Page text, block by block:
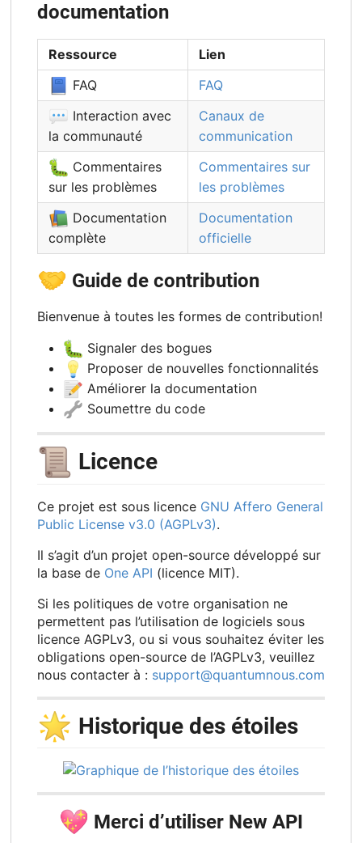
documentation
Ressource Lien
📘 FAQ FAQ
💬 Interaction avec
la communauté
Canaux de
communication
🐛 Commentaires
sur les problèmes
Commentaires sur
les problèmes
📚 Documentation
complète
Documentation
officielle
🤝 Guide de contribution
Bienvenue à toutes les formes de contribution!
🐛 Signaler des bogues
💡 Proposer de nouvelles fonctionnalités
📝 Améliorer la documentation
🔧 Soumettre du code
📜 Licence
Ce projet est sous licence GNU Affero General
Public License v3.0 (AGPLv3).
Il s’agit d’un projet open-source développé sur
la base de One API (licence MIT).
Si les politiques de votre organisation ne
permettent pas l’utilisation de logiciels sous
licence AGPLv3, ou si vous souhaitez éviter les
obligations open-source de l’AGPLv3, veuillez
nous contacter à : support@quantumnous.com
🌟 Historique des étoiles
💖 Merci d’utiliser New API